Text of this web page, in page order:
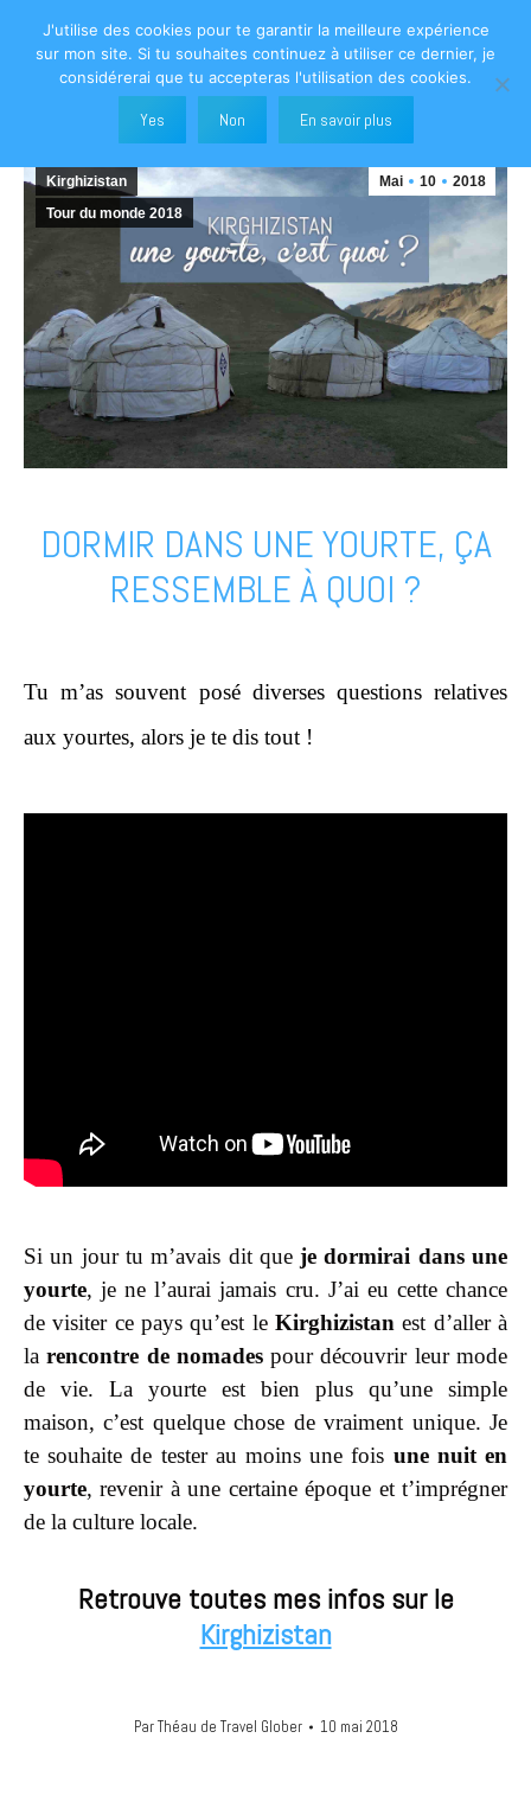
Search:
Vous êtes ici :
Mai 10 2018
Kirghizistan
Tour du monde 2018
DORMIR DANS UNE YOURTE, ÇA
RESSEMBLE À QUOI ?
Tu m’as souvent posé diverses questions relatives
aux yourtes, alors je te dis tout !
Si un jour tu m’avais dit queje dormirai dans une
yourte, je ne l’aurai jamais cru. J’ai eu cette chance
de visiter ce pays qu’est le Kirghizistan est d’aller à
larencontre de nomadespour découvrir leur mode
de vie. La yourte est bien plus qu’une simple
maison, c’est quelque chose de vraiment unique. Je
te souhaite de tester au moins une fois une nuit en
yourte, revenir à une certaine époque et t’imprégner
de la culture locale.
Retrouve toutes mes infos sur le
Kirghizistan
ParThéau de Travel Glober 10 mai 2018
J'utilise des cookies pour te garantir la meilleure expérience
sur mon site. Si tu souhaites continuez à utiliser ce dernier, je
considérerai que tu accepteras l'utilisation des cookies.
Yes Non En savoir plus